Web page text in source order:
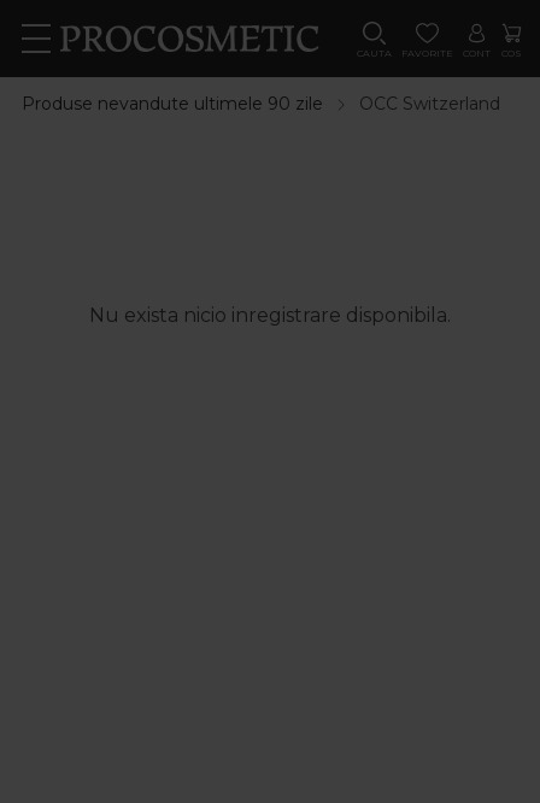
CAUTA FAVORITE CONT COS
Produse nevandute ultimele 90 zile OCC Switzerland
Nu exista nicio inregistrare disponibila.